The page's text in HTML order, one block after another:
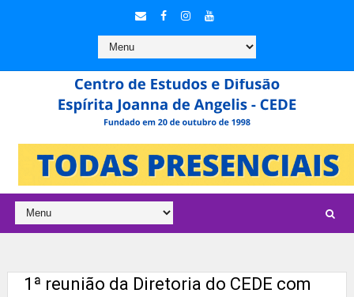
1ª reunião da Diretoria do CEDE com